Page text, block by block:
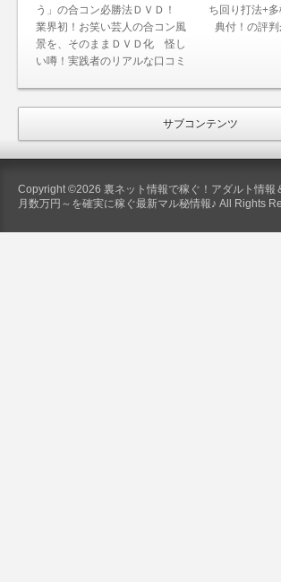
う」の合コン必勝法ＤＶＤ！
業界初！お笑い芸人の合コン風
景を、そのままＤＶＤ化 怪し
い噂！実践者のリアルな口コミ
ち回り打法+
典付！の評
サブコンテンツ
Copyright ©2026 裏ネット情報で稼ぐ！アダルト情報
月数万円～を確実に稼ぐ最新マル秘情報♪ All Rights